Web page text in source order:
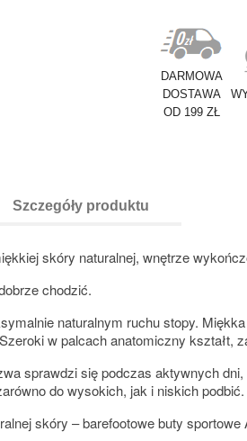
DARMOWA
DOSTAWA
OD 199 ZŁ
Szczegóły produktu
skóry naturalnej, wnętrze
chodzić.
naturalnym ruchu stopy.
w palcach anatomiczny kształt,
sprawdzi się podczas aktywnych
do wysokich, jak i niskich podbić.
skóry – barefootowe buty